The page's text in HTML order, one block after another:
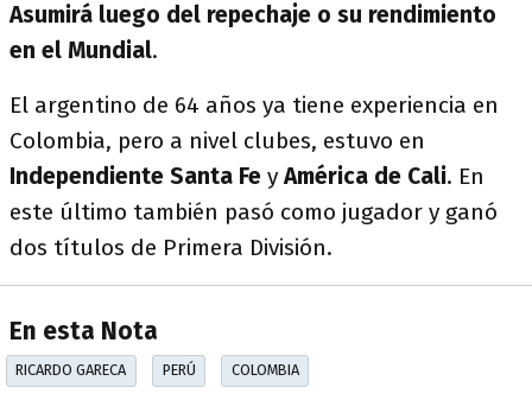
Asumirá luego del repechaje o su rendimiento
en el Mundial.
El argentino de 64 años ya tiene experiencia en
Colombia, pero a nivel clubes, estuvo en
Independiente Santa Fe yAmérica de Cali. En
este último también pasó como jugador y ganó
dos títulos de Primera División.
En esta Nota
RICARDO GARECA PERÚ COLOMBIA